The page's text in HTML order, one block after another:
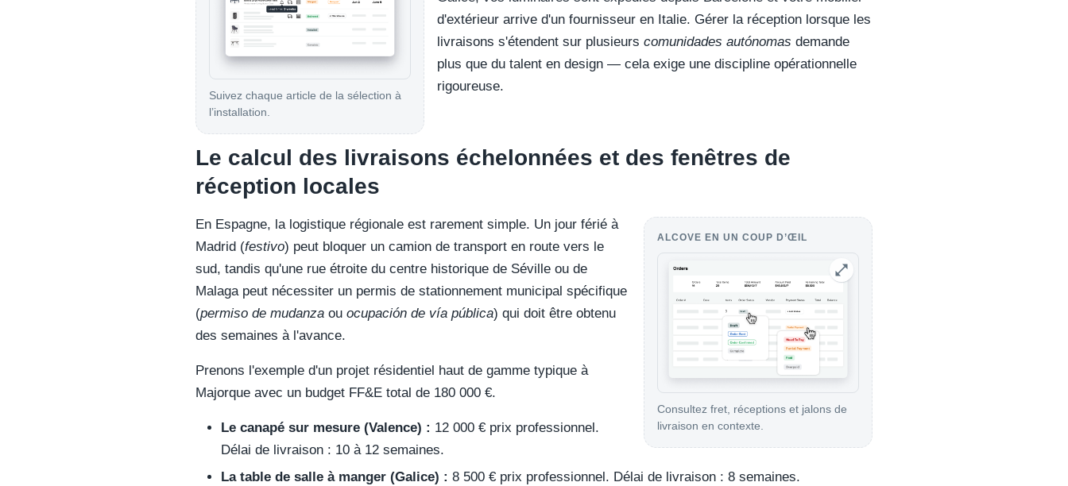
Suivez chaque article de la sélection à
l’installation.
d'extérieur arrive d'un fournisseur en Italie. Gérer la réception lorsque les
livraisons s'étendent sur plusieurs comunidades autónomas demande
plus que du talent en design — cela exige une discipline opérationnelle
rigoureuse.
Le calcul des livraisons échelonnées et des fenêtres de
réception locales
ALCOVE EN UN COUP D’ŒIL
Consultez fret, réceptions et jalons de
livraison en contexte.
En Espagne, la logistique régionale est rarement simple. Un jour férié à
Madrid (festivo) peut bloquer un camion de transport en route vers le
sud, tandis qu'une rue étroite du centre historique de Séville ou de
Malaga peut nécessiter un permis de stationnement municipal spécifique
(permiso de mudanza ou ocupación de vía pública) qui doit être obtenu
des semaines à l'avance.
Prenons l'exemple d'un projet résidentiel haut de gamme typique à
Majorque avec un budget FF&E total de 180 000 €.
Le canapé sur mesure (Valence) : 12 000 € prix professionnel.
Délai de livraison : 10 à 12 semaines.
La table de salle à manger (Galice) : 8 500 € prix professionnel. Délai de livraison : 8 semaines.